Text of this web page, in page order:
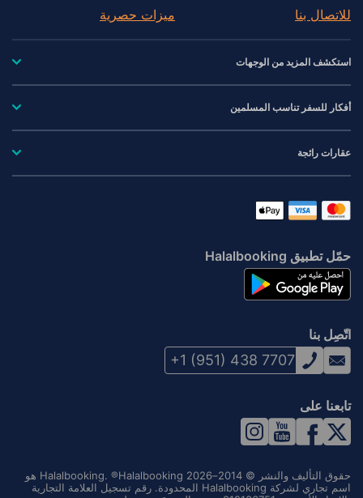
للاتصال بنا
ميزات حصرية
استكشف المزيد من الوجهات
أفكار للسفر تناسب المسلمين
عقارات رائجة
حمّل تطبيق Halalbooking
اتّصِل بنا
+1 (951) 438 7707
تابعنا على
حقوق التأليف والنشر © 2014–2026 Halalbooking. ®Halalbooking هو
اسم تجاري لشركة Halalbooking المحدودة. رقم تسجيل العلامة التجارية